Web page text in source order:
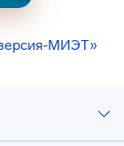
МИЭТ»